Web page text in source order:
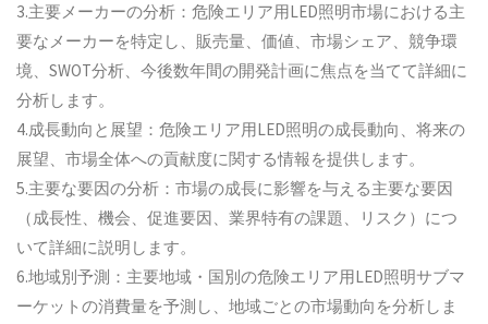
3.主要メーカーの分析：危険エリア用LED照明市場における主
要なメーカーを特定し、販売量、価値、市場シェア、競争環
境、SWOT分析、今後数年間の開発計画に焦点を当てて詳細に
分析します。
4.成長動向と展望：危険エリア用LED照明の成長動向、将来の
展望、市場全体への貢献度に関する情報を提供します。
5.主要な要因の分析：市場の成長に影響を与える主要な要因
（成長性、機会、促進要因、業界特有の課題、リスク）につ
いて詳細に説明します。
6.地域別予測：主要地域・国別の危険エリア用LED照明サブマ
ーケットの消費量を予測し、地域ごとの市場動向を分析しま